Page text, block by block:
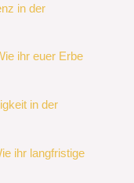
in der
ihr euer Erbe
in der
ihr langfristige